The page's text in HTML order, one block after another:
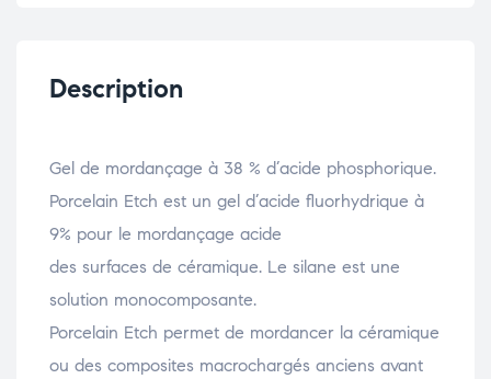
Description
Gel de mordançage à 38 % d’acide phosphorique.
Porcelain Etch est un gel d’acide fluorhydrique à
9% pour le mordançage acide
des surfaces de céramique. Le silane est une
solution monocomposante.
Porcelain Etch permet de mordancer la céramique
ou des composites macrochargés anciens avant